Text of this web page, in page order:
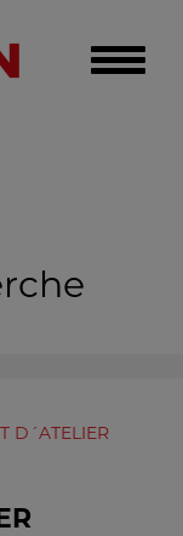
Toggle
D´ATELIER